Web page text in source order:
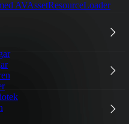
AVAssetResourceLoader